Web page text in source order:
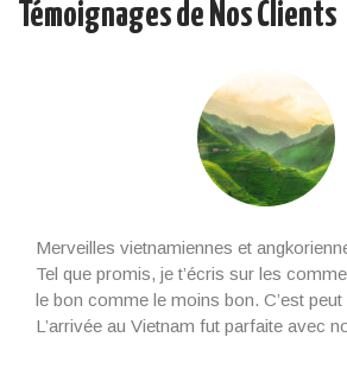
Témoignages de Nos Clients
Merveilles vietnamiennes et
Tel que promis, je t’écris sur les
le bon comme le moins bon. C’est peut
L’arrivée au Vietnam fut parfaite avec